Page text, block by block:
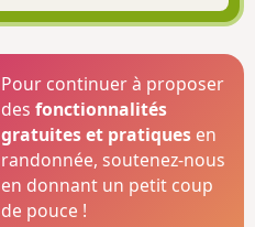
Pour continuer à proposer
desfonctionnalités
gratuites et pratiques en
randonnée, soutenez-nous
en donnant un petit coup
de pouce !